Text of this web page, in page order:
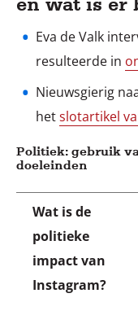
Eva de Valk
resulteerde in
Nieuwsgierig
hetslotartikel
Politiek: gebruik
doeleinden
Wat is de
politieke
impact van
Instagram?